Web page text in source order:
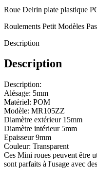
Roue Delrin plate plastique
Roulements Petit Modèles
Description
Description
Description:
Alésage: 5mm
Matériel: POM
Modèle: MR105ZZ
Diamètre extérieur 15mm
Diamètre intérieur 5mm
Epaisseur 9mm
Couleur: Transparent
Ces Mini roues peuvent être
sont parfaits à l'usage avec